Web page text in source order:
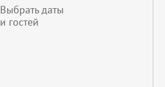
Выбрать даты
и гостей